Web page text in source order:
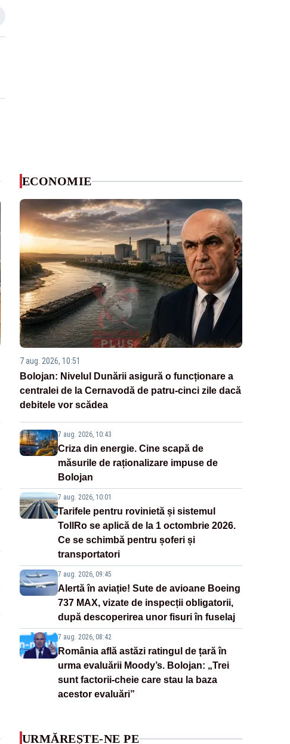
ECONOMIE
7 aug. 2026, 10:51
Bolojan: Nivelul Dunării asigură o funcționare a
centralei de la Cernavodă de patru-cinci zile dacă
debitele vor scădea
7 aug. 2026, 10:43
Criza din energie. Cine scapă de
măsurile de raționalizare impuse de
Bolojan
7 aug. 2026, 10:01
Tarifele pentru rovinietă și sistemul
TollRo se aplică de la 1 octombrie 2026.
Ce se schimbă pentru șoferi și
transportatori
7 aug. 2026, 09:45
Alertă în aviație! Sute de avioane Boeing
737 MAX, vizate de inspecții obligatorii,
după descoperirea unor fisuri în fuselaj
7 aug. 2026, 08:42
România află astăzi ratingul de țară în
urma evaluării Moody’s. Bolojan: „Trei
sunt factorii-cheie care stau la baza
acestor evaluări”
URMĂREȘTE-NE PE